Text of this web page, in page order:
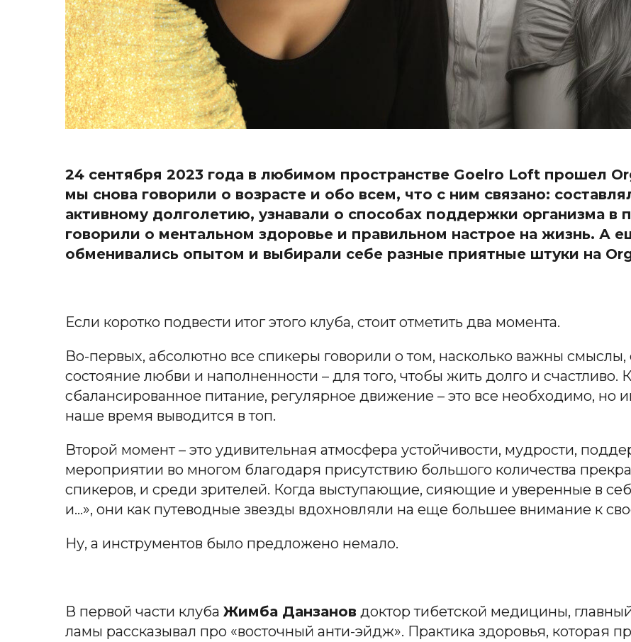
24 сентября 2023 года в любимом пространстве Goelro Loft прошел
мы снова говорили о возрасте и обо всем, что с ним связано:
активному долголетию, узнавали о способах поддержки организма в
говорили о ментальном здоровье и правильном настрое на жизнь. А
обменивались опытом и выбирали себе разные приятные штуки на
Если коротко подвести итог этого клуба, стоит отметить два момента.
Во-первых, абсолютно все спикеры говорили о том, насколько важны смыслы,
состояние любви и наполненности – для того, чтобы жить долго и счастливо.
сбалансированное питание, регулярное движение – это все необходимо, но
наше время выводится в топ.
Второй момент – это удивительная атмосфера устойчивости, мудрости,
мероприятии во многом благодаря присутствию большого количества
спикеров, и среди зрителей. Когда выступающие, сияющие и уверенные в
и…», они как путеводные звезды вдохновляли на еще большее внимание к
Ну, а инструментов было предложено немало.
В первой части клуба Жимба Данзанов доктор тибетской медицины,
ламы рассказывал про «восточный анти-эйдж». Практика здоровья, которая